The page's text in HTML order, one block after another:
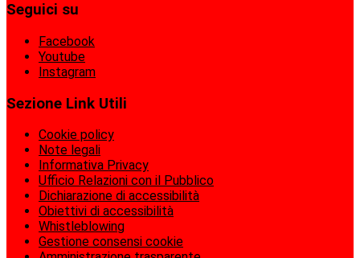
Seguici su
Facebook
Youtube
Instagram
Sezione Link Utili
Cookie policy
Note legali
Informativa Privacy
Ufficio Relazioni con il Pubblico
Dichiarazione di accessibilità
Obiettivi di accessibilità
Whistleblowing
Gestione consensi cookie